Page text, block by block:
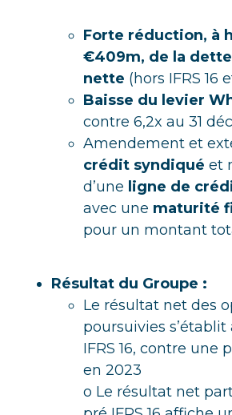
Forte réduction, à
€409m, de la
nette (hors IFRS 16
Baisse du levier
contre 6,2x au 31
Amendement et
crédit syndiqué et
d’une ligne de
avec une maturité
pour un montant
Résultat du Groupe :
Le résultat net des
poursuivies
IFRS 16, contre une
en 2023
o Le résultat net